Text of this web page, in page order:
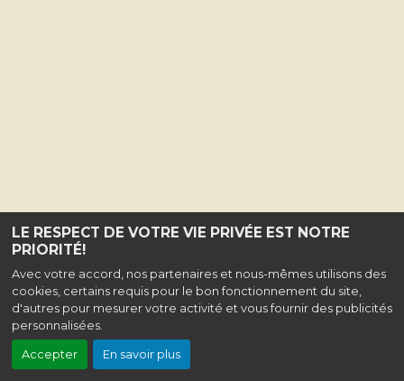
LE RESPECT DE VOTRE VIE PRIVÉE EST NOTRE
PRIORITÉ!
Avec votre accord, nos partenaires et nous-mêmes utilisons des
cookies, certains requis pour le bon fonctionnement du site,
d'autres pour mesurer votre activité et vous fournir des publicités
personnalisées.
Accepter En savoir plus